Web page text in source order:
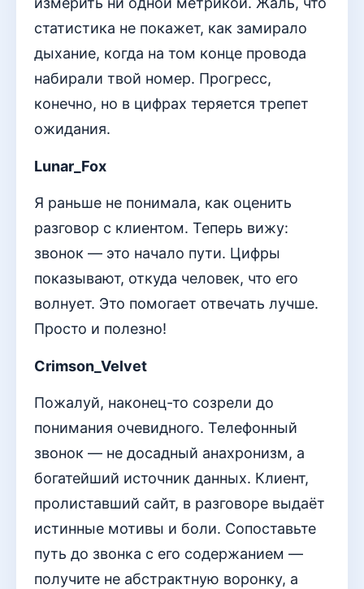
статистика не покажет, как замирало
дыхание, когда на том конце провода
набирали твой номер. Прогресс,
конечно, но в цифрах теряется трепет
ожидания.
Lunar_Fox
Я раньше не понимала, как оценить
разговор с клиентом. Теперь вижу:
звонок — это начало пути. Цифры
показывают, откуда человек, что его
волнует. Это помогает отвечать лучше.
Просто и полезно!
Crimson_Velvet
Пожалуй, наконец-то созрели до
понимания очевидного. Телефонный
звонок — не досадный анахронизм, а
богатейший источник данных. Клиент,
пролиставший сайт, в разговоре выдаёт
истинные мотивы и боли. Сопоставьте
путь до звонка с его содержанием —
получите не абстрактную воронку, а